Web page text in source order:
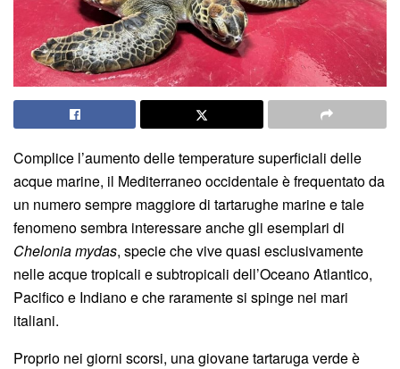
Complice l’aumento delle temperature superficiali delle
acque marine, il Mediterraneo occidentale è frequentato da
un numero sempre maggiore di tartarughe marine e tale
fenomeno sembra interessare anche gli esemplari di
Chelonia mydas, specie che vive quasi esclusivamente
nelle acque tropicali e subtropicali dell’Oceano Atlantico,
Pacifico e Indiano e che raramente si spinge nei mari
italiani.
Proprio nei giorni scorsi, una giovane tartaruga verde è